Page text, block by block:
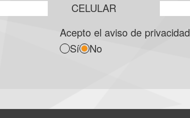
CELULAR
Acepto el aviso de privacidad
Sí
No